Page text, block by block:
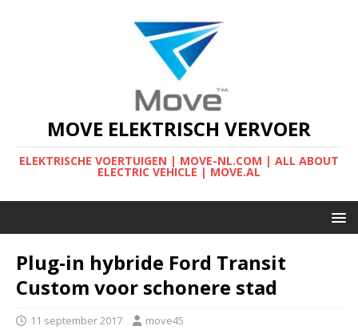
MOVE ELEKTRISCH VERVOER
ELEKTRISCHE VOERTUIGEN | MOVE-NL.COM | ALL ABOUT
ELECTRIC VEHICLE | MOVE.AL
Plug-in hybride Ford Transit
Custom voor schonere stad
11 september 2017 move45